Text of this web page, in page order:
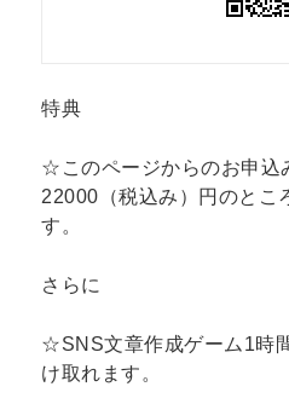
特典
☆このページからのお申込
22000（税込み）円のとこ
す。
さらに
☆SNS文章作成ゲーム1時
け取れます。